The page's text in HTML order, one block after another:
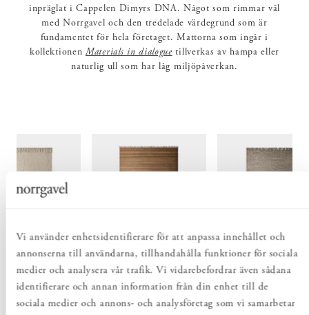
Vi använder enhetsidentifierare för att anpassa innehållet och
annonserna till användarna, tillhandahålla funktioner för sociala
medier och analysera vår trafik. Vi vidarebefordrar även sådana
identifierare och annan information från din enhet till de
sociala medier och annons- och analysföretag som vi samarbetar
inpräglat i Cappelen Dimyrs DNA. Något som rimmar väl
med Norrgavel och den tredelade värdegrund som är
fundamentet för hela företaget. Mattorna som ingår i
kollektionenMaterials in dialoguetillverkas av hampa eller
naturlig ull som har låg miljöpåverkan.
CHUNKY IVORY
900 kr
MATTA FLAT HEMP
Pris:29 900 kr
29 900 kr
MATTA SLUB
Pris : 24 900 kr
24 900 kr